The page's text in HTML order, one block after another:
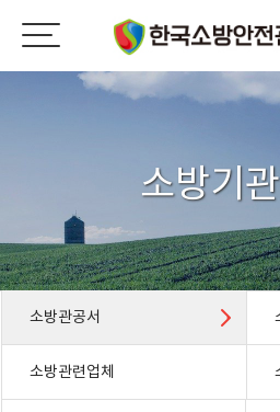
소방기
소방관공서
소방관련업체